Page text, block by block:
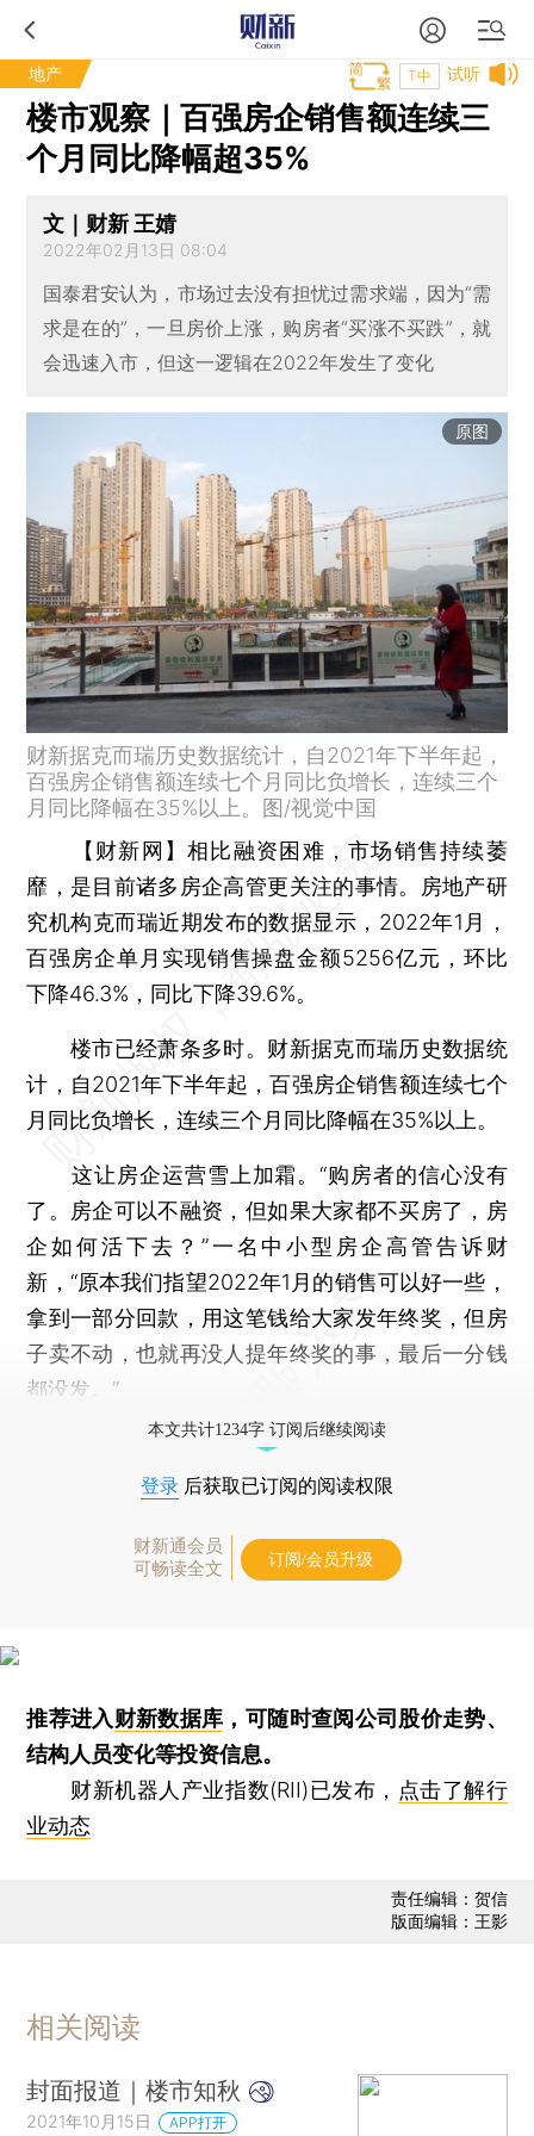
地产 试听
T中
楼市观察｜百强房企销售额连续三
个月同比降幅超35%
文｜财新 王婧
2022年02月13日 08:04
国泰君安认为，市场过去没有担忧过需求端，因为“需
求是在的”，一旦房价上涨，购房者“买涨不买跌”，就
会迅速入市，但这一逻辑在2022年发生了变化
原图
财新据克而瑞历史数据统计，自2021年下半年起，
百强房企销售额连续七个月同比负增长，连续三个
月同比降幅在35%以上。图/视觉中国
【财新网】相比融资困难，市场销售持续萎
靡，是目前诸多房企高管更关注的事情。房地产研
究机构克而瑞近期发布的数据显示，2022年1月，
百强房企单月实现销售操盘金额5256亿元，环比
下降46.3%，同比下降39.6%。
楼市已经萧条多时。财新据克而瑞历史数据统
计，自2021年下半年起，百强房企销售额连续七个
月同比负增长，连续三个月同比降幅在35%以上。
这让房企运营雪上加霜。“购房者的信心没有
了。房企可以不融资，但如果大家都不买房了，房
企如何活下去？”一名中小型房企高管告诉财
新，“原本我们指望2022年1月的销售可以好一些，
拿到一部分回款，用这笔钱给大家发年终奖，但房
子卖不动，也就再没人提年终奖的事，最后一分钱
都没发。”
本文共计1234字 订阅后继续阅读
登录 后获取已订阅的阅读权限
财新通会员
可畅读全文
订阅/会员升级
推荐进入财新数据库 ，可随时查阅公司股价走势、
结构人员变化等投资信息。
财新机器人产业指数(RII)已发布， 点击了解行
业动态
责任编辑：贺信
版面编辑：王影
相关阅读
封面报道｜楼市知秋
2021年10月15日 APP打开